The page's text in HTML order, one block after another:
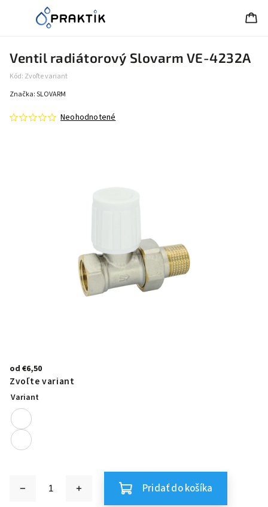
Ventil radiátorový Slovarm VE-4232A
Kód: Zvoľte variant
Neohodnotené
Značka:SLOVARM
od €6,50
Zvoľte variant
Variant
Pridať do košíka